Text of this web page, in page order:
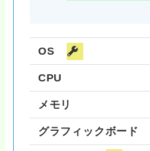
OS
CPU
メモリ
グラフィックボード